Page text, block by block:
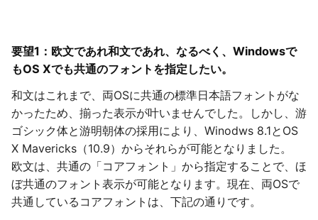
要望1：欧文であれ和文であれ、なるべく、Windowsで
もOS Xでも共通のフォントを指定したい。
和文はこれまで、両OSに共通の標準日本語フォントがな
かったため、揃った表示が叶いませんでした。しかし、游
ゴシック体と游明朝体の採用により、Winodws 8.1とOS
X Mavericks（10.9）からそれらが可能となりました。
欧文は、共通の「コアフォント」から指定することで、ほ
ぼ共通のフォント表示が可能となります。現在、両OSで
共通しているコアフォントは、下記の通りです。